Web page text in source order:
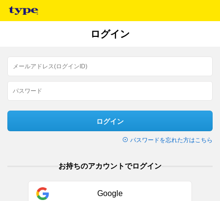
ログイン
ログイン
パスワードを忘れた方はこちら
お持ちのアカウントでログイン
Google